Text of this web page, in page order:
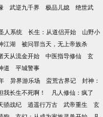
武逆九千界 极品儿媳
绝世武
人系统 长生：从道侣开始
山野小
江湖
被问罪当天，无上帝族杀
天从流金开始 中医指导修仙
玄
道 平城警事
异界游乐场 蛮荒古界记
封神：
我长生不死啊！
凡人修仙：疯了
骄战纪 逍遥行万古 武帝重生
玄